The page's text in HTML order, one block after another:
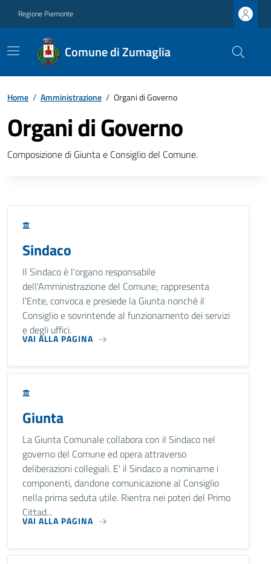
Regione Piemonte
Comune di Zumaglia
Home / Amministrazione / Organi di Governo
Organi di Governo
Composizione di Giunta e Consiglio del Comune.
Sindaco
Il Sindaco è l'organo responsabile
dell'Amministrazione del Comune; rappresenta
l'Ente, convoca e presiede la Giunta nonché il
Consiglio e sovrintende al funzionamento dei servizi
e degli uffici.
VAI ALLA PAGINA
Giunta
La Giunta Comunale collabora con il Sindaco nel
governo del Comune ed opera attraverso
deliberazioni collegiali. E' il Sindaco a nominarne i
componenti, dandone comunicazione al Consiglio
nella prima seduta utile. Rientra nei poteri del Primo
Cittad...
VAI ALLA PAGINA